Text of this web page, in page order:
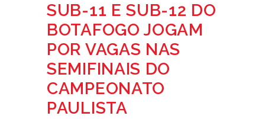
SUB-11 E SUB-12 DO
BOTAFOGO JOGAM
POR VAGAS NAS
SEMIFINAIS DO
CAMPEONATO
PAULISTA